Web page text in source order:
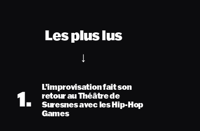
Les plus lus
1.
L’improvisation fait son
retour au Théâtre de
Suresnes avec les Hip-Hop
Games